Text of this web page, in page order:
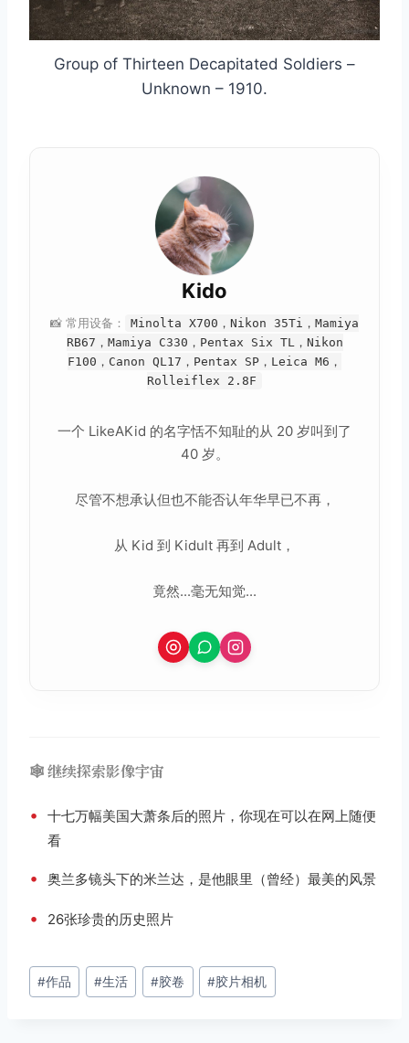
Group of Thirteen Decapitated Soldiers –
Unknown – 1910.
Kido
📸 常用设备：
Minolta X700，Nikon 35Ti，Mamiya
RB67，Mamiya C330，Pentax Six TL，Nikon
F100，Canon QL17，Pentax SP，Leica M6，
Rolleiflex 2.8F
一个 LikeAKid 的名字恬不知耻的从 20 岁叫到了
40 岁。
尽管不想承认但也不能否认年华早已不再，
从 Kid 到 Kidult 再到 Adult，
竟然...毫无知觉...
🕸️ 继续探索影像宇宙
•
十七万幅美国大萧条后的照片，你现在可以在网上随便
看
• 奥兰多镜头下的米兰达，是他眼里（曾经）最美的风景
• 26张珍贵的历史照片
文
章
#作品 #生活 #胶卷 #胶片相机